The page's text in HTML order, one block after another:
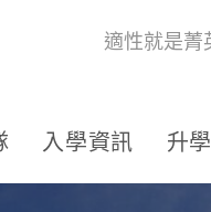
適性就是菁
入學資訊 升